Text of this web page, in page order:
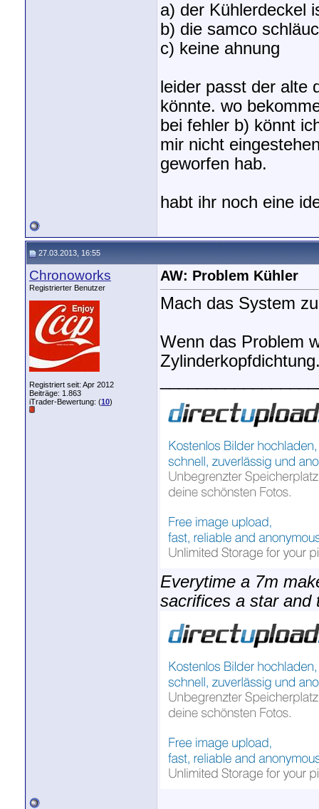
a) der Kühlerdeckel
b) die samco
c) keine ahnung
leider passt der alte
könnte. wo
bei fehler b) könnt
mir nicht
geworfen hab.
habt ihr noch eine
27.03.2013, 16:55
Chronoworks
Registrierter Benutzer
Registriert seit: Apr 2012
Beiträge: 1.863
iTrader-Bewertung: (10)
AW: Problem Kühler
Mach das System
Wenn das Problem
Everytime a 7m
sacrifices a star and